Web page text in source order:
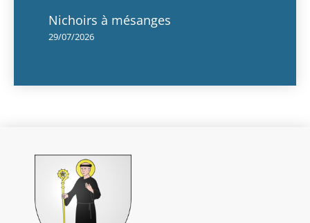
Nichoirs à mésanges
29/07/2026